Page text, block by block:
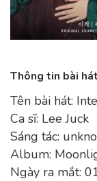
Thông tin bài hát
Tên bài hát:
Ca sĩ: Lee Juck
Sáng tác:
Album:
Ngày ra mắt: